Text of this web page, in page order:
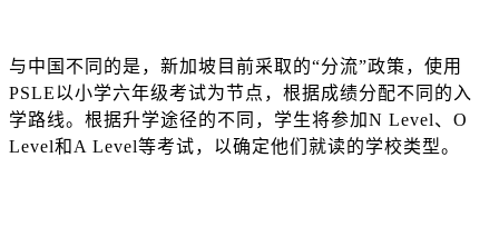
与中国不同的是，新加坡目前采取的“分流”政策，使用
PSLE以小学六年级考试为节点，根据成绩分配不同的入
学路线。根据升学途径的不同，学生将参加N Level、O
Level和A Level等考试，以确定他们就读的学校类型。